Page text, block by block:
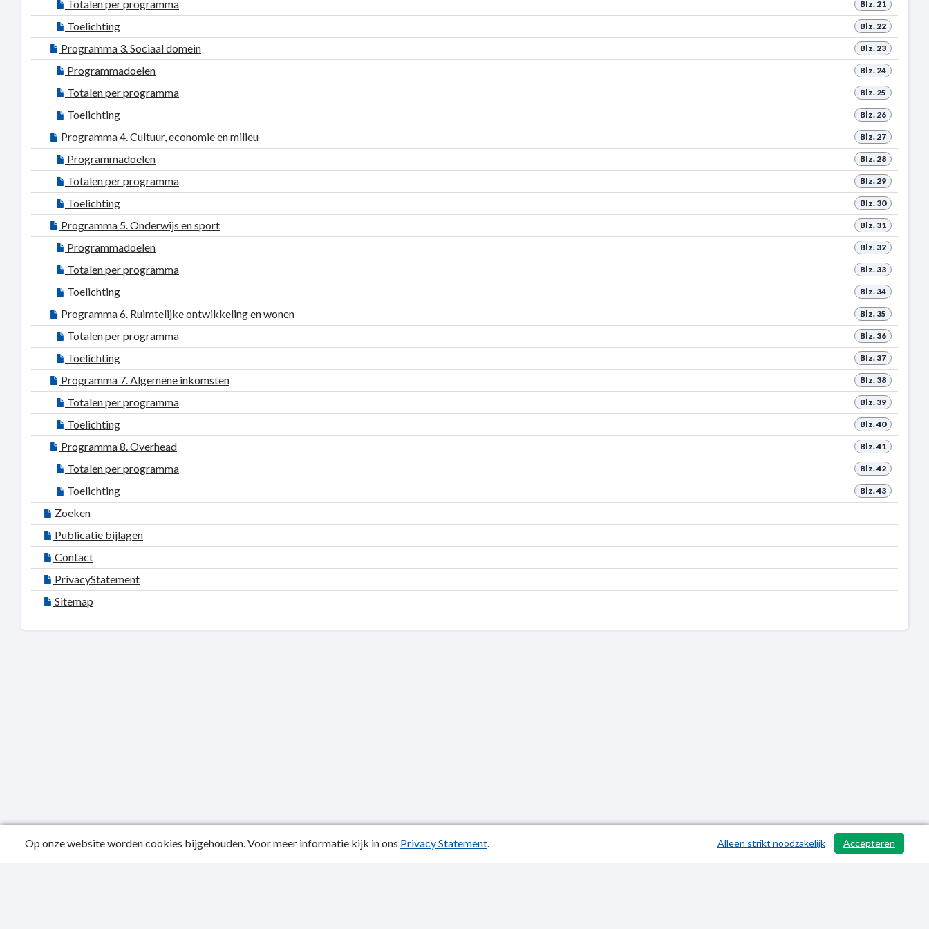
Blz. 21
Totalen per programma
Blz. 22
Toelichting
Blz. 23
Programma 3. Sociaal domein
Blz. 24
Programmadoelen
Blz. 25
Totalen per programma
Blz. 26
Toelichting
Blz. 27
Programma 4. Cultuur, economie en milieu
Blz. 28
Programmadoelen
Blz. 29
Totalen per programma
Blz. 30
Toelichting
Blz. 31
Programma 5. Onderwijs en sport
Blz. 32
Programmadoelen
Blz. 33
Totalen per programma
Blz. 34
Toelichting
Blz. 35
Programma 6. Ruimtelijke ontwikkeling en wonen
Blz. 36
Totalen per programma
Blz. 37
Toelichting
Blz. 38
Programma 7. Algemene inkomsten
Blz. 39
Totalen per programma
Blz. 40
Toelichting
Blz. 41
Programma 8. Overhead
Blz. 42
Totalen per programma
Blz. 43
Toelichting
Zoeken
Publicatie bijlagen
Contact
PrivacyStatement
Sitemap
Publicatiedatum: 04-11-2022
Op onze website worden cookies bijgehouden. Voor meer informatie kijk in ons Privacy Statement. Accepteren
Alleen strikt noodzakelijk